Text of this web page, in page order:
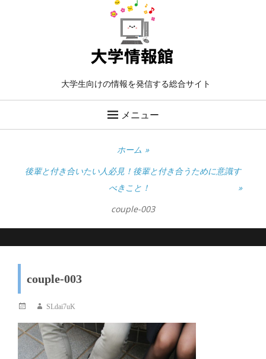
大学生向けの情報を発信する総合サイト
メニュー
ホーム »
後輩と付き合いたい人必見！後輩と付き合うために意識す
べきこと！
»
couple-003
couple-003
投
日
投
者
SLdai7uK